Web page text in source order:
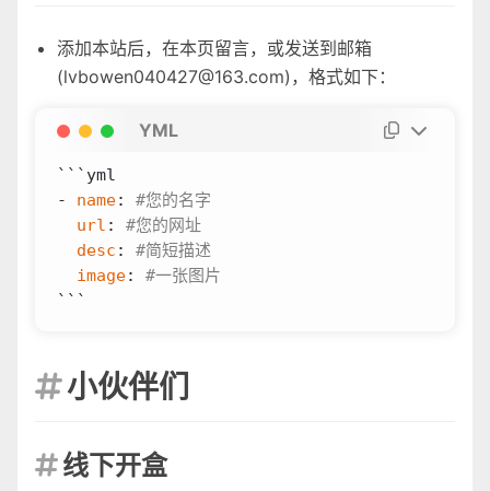
添加本站后，在本页留言，或发送到邮箱
(lvbowen040427@163.com)，格式如下：
YML
```yml
- name:
#您的名字
url :
#您的网址
desc :
#简短描述
image:
#一张图片
```
小伙伴们
线下开盒